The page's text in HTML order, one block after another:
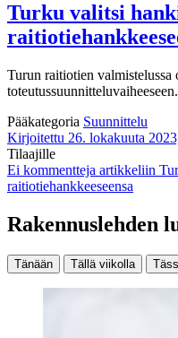
Turku valitsi
Turun raitiotien valmistelussa
toteutussuunnitteluvaiheeseen.
Pääkategoria Suunnittelu
Kirjoitettu 26. lokakuuta
Tilaajille
Ei kommentteja artikkeliin
raitiotiehankkeeseensa
Rakennuslehden
Tänään Tällä viikolla